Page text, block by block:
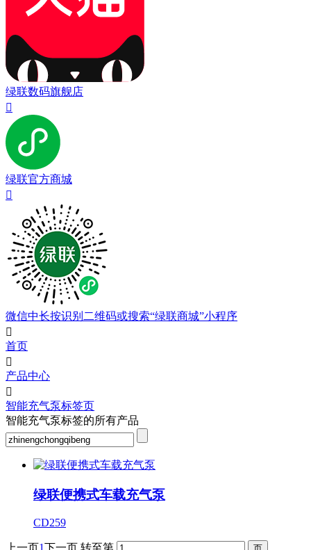
绿联数码旗舰店

绿联官方商城

微信中长按识别二维码或搜索“绿联商城”小程序

首页

产品中心

智能充气泵标签页
智能充气泵标签的所有产品
绿联便携式车载充气泵
CD259